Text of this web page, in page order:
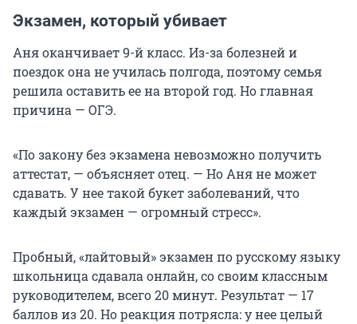
Экзамен, который убивает
Аня оканчивает 9-й класс. Из-за болезней и
поездок она не училась полгода, поэтому семья
решила оставить ее на второй год. Но главная
причина — ОГЭ.
«По закону без экзамена невозможно получить
аттестат, — объясняет отец. — Но Аня не может
сдавать. У нее такой букет заболеваний, что
каждый экзамен — огромный стресс».
Пробный, «лайтовый» экзамен по русскому языку
школьница сдавала онлайн, со своим классным
руководителем, всего 20 минут. Результат — 17
баллов из 20. Но реакция потрясла: у нее целый